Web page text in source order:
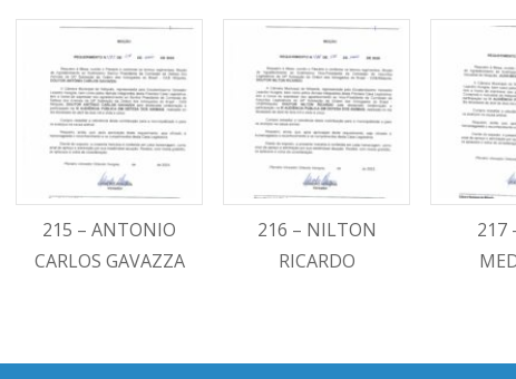
215 – ANTONIO
CARLOS GAVAZZA
216 – NILTON
RICARDO
217